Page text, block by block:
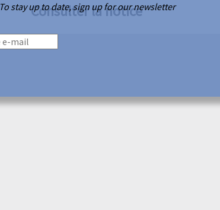
Consulter la notice
To stay up to date, sign up for our newsletter